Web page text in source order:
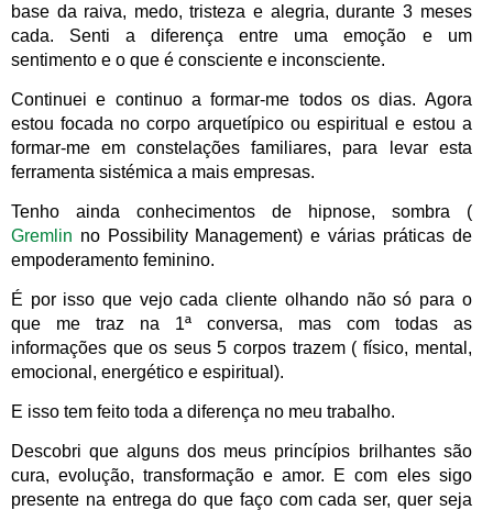
base da raiva, medo, tristeza e alegria, durante 3 meses
cada. Senti a diferença entre uma emoção e um
sentimento e o que é consciente e inconsciente.
Continuei e continuo a formar-me todos os dias. Agora
estou focada no corpo arquetípico ou espiritual e estou a
formar-me em constelações familiares, para levar esta
ferramenta sistémica a mais empresas.
Tenho ainda conhecimentos de hipnose, sombra (
Gremlin no Possibility Management) e várias práticas de
empoderamento feminino.
É por isso que vejo cada cliente olhando não só para o
que me traz na 1ª conversa, mas com todas as
informações que os seus 5 corpos trazem ( físico, mental,
emocional, energético e espiritual).
E isso tem feito toda a diferença no meu trabalho.
Descobri que alguns dos meus princípios brilhantes são
cura, evolução, transformação e amor. E com eles sigo
presente na entrega do que faço com cada ser, quer seja